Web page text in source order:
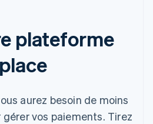
plateforme
aurez besoin de moins
vos paiements. Tirez